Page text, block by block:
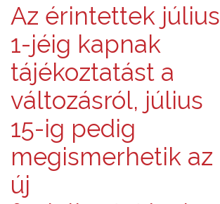
Az érintettek július
1-jéig kapnak
tájékoztatást a
változásról, július
15-ig pedig
megismerhetik az
új